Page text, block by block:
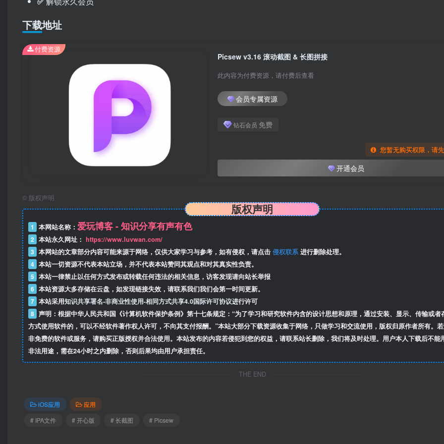
下载地址
Picsew v3.16 滚动截图 & 长图拼接
此内容为付费资源，请付费后查看
会员专属资源
钻石会员 免费
您暂无购买权限，请
开通会员
付费资源
© 版权声明
版权声明
1 本网站名称： 爱玩博客 - 知识分享有声有色
2 本站永久网址： https://www.luvwan.com/
3 本网站的文章部分内容可能来源于网络，仅供大家学习与参考，如有侵权，请点击 侵权联系 进行删除处理。
4 本站一切资源不代表本站立场，并不代表本站赞同其观点和对其真实性负责。
5 本站一律禁止以任何方式发布或转载任何违法的相关信息，访客发现请向站长举报
6 本站资源大多存储在云盘，如发现链接失效，请联系我们我们会第一时间更新。
7 本站采用知识共享署名-非商业性使用-相同方式共享4.0国际许可协议进行许可
8 声明：根据中华人民共和国《计算机软件保护条例》第十七条规定：“为了学习和研究软件内含的设计思想和原理，通过安装、显示、传输或者
方式使用软件的，可以不经软件著作权人许可，不向其支付报酬。”本站大部分下载资源收集于网络，只做学习和交流使用，版权归原作者所有。
非免费的软件或服务，请购买正版授权并合法使用。本站发布的内容若侵犯到您的权益，请联系站长删除，我们将及时处理。用户本人下载后不能
非法用途，需在24小时之内删除，否则后果均由用户承担责任。
THE END
iOS应用
应用
# IPA文件
# 开心版 # 长截图 # Picsew